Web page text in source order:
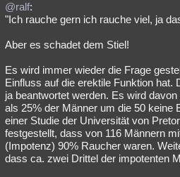
@ralf:
"Ich rauche gern ich rauche viel, ja
Aber es schadet dem Stiel!
Es wird immer wieder die Frage
Einfluss auf die erektile Funktion hat.
ja beantwortet werden. Es wird
als 25% der Männer um die 50 keine
einer Studie der Universität von
festgestellt, dass von 116 Männern
(Impotenz) 90% Raucher waren.
dass ca. zwei Drittel der impotenten